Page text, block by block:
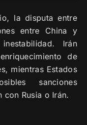
la disputa entre
entre China y
Irán
de
mientras Estados
sanciones
con Rusia o Irán.